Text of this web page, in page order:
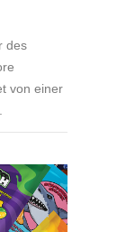
des
von einer